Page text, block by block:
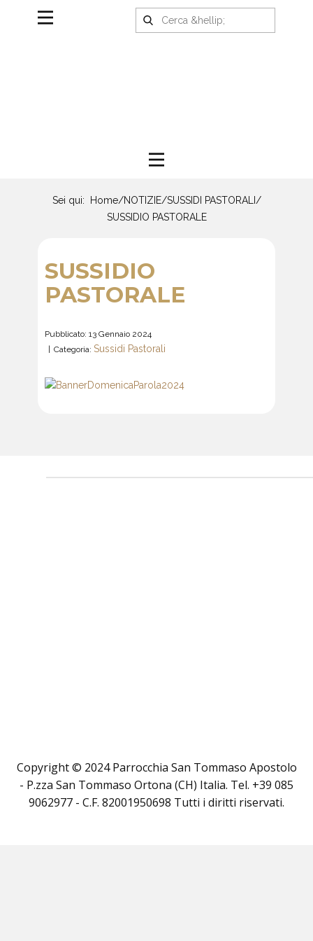
Sei qui: Home/NOTIZIE/SUSSIDI PASTORALI/
SUSSIDIO PASTORALE
SUSSIDIO
PASTORALE
Pubblicato: 13 Gennaio 2024
Categoria: Sussidi Pastorali
Copyright © 2024 Parrocchia San Tommaso Apostolo
- P.zza San Tommaso Ortona (CH) Italia. Tel. +39 085
9062977 - C.F. 82001950698 Tutti i diritti riservati.